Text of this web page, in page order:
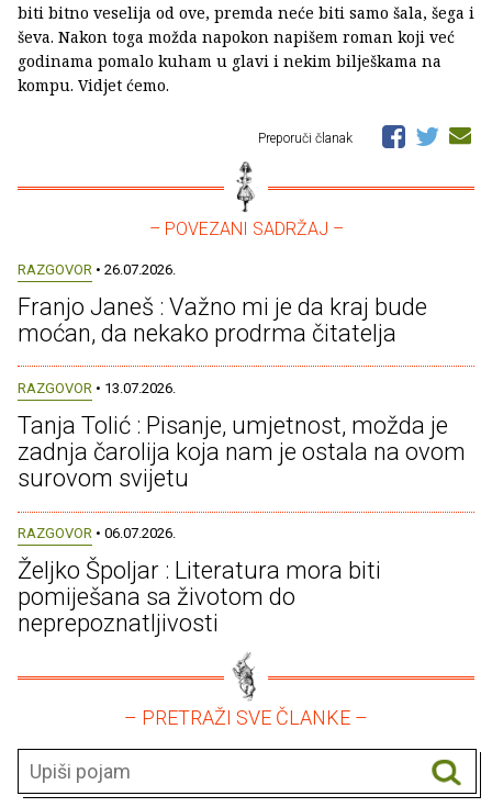
biti bitno veselija od ove, premda neće biti samo šala, šega i
ševa. Nakon toga možda napokon napišem roman koji već
godinama pomalo kuham u glavi i nekim bilješkama na
kompu. Vidjet ćemo.
Preporuči članak
– POVEZANI SADRŽAJ –
RAZGOVOR • 26.07.2026.
Franjo Janeš : Važno mi je da kraj bude
moćan, da nekako prodrma čitatelja
RAZGOVOR • 13.07.2026.
Tanja Tolić : Pisanje, umjetnost, možda je
zadnja čarolija koja nam je ostala na ovom
surovom svijetu
RAZGOVOR • 06.07.2026.
Željko Špoljar : Literatura mora biti
pomiješana sa životom do
neprepoznatljivosti
– PRETRAŽI SVE ČLANKE –